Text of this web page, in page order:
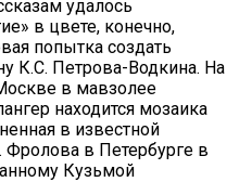
удалось
в цвете, конечно,
попытка создать
К.С. Петрова-Водкина. На
в мавзолее
находится мозаика
в известной
Фролова в Петербурге в
Кузьмой